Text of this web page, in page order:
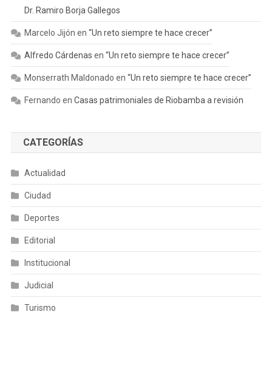
Dr. Ramiro Borja Gallegos
Marcelo Jijón en “Un reto siempre te hace crecer”
Alfredo Cárdenas en “Un reto siempre te hace crecer”
Monserrath Maldonado en “Un reto siempre te hace crecer”
Fernando en Casas patrimoniales de Riobamba a revisión
CATEGORÍAS
Actualidad
Ciudad
Deportes
Editorial
Institucional
Judicial
Turismo